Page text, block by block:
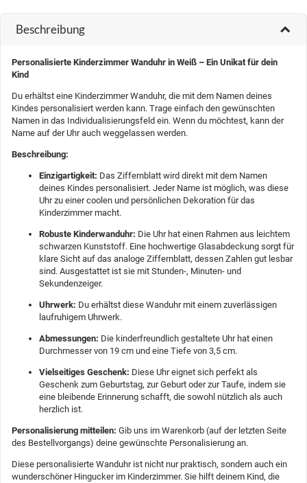
Beschreibung
Personalisierte Kinderzimmer Wanduhr in Weiß – Ein Unikat für dein
Kind
Du erhältst eine Kinderzimmer Wanduhr, die mit dem Namen deines
Kindes personalisiert werden kann. Trage einfach den gewünschten
Namen in das Individualisierungsfeld ein. Wenn du möchtest, kann der
Name auf der Uhr auch weggelassen werden.
Beschreibung:
Einzigartigkeit: Das Ziffernblatt wird direkt mit dem Namen
deines Kindes personalisiert. Jeder Name ist möglich, was diese
Uhr zu einer coolen und persönlichen Dekoration für das
Kinderzimmer macht.
Robuste Kinderwanduhr: Die Uhr hat einen Rahmen aus leichtem
schwarzen Kunststoff. Eine hochwertige Glasabdeckung sorgt für
klare Sicht auf das analoge Ziffernblatt, dessen Zahlen gut lesbar
sind. Ausgestattet ist sie mit Stunden-, Minuten- und
Sekundenzeiger.
Uhrwerk: Du erhältst diese Wanduhr mit einem zuverlässigen
laufruhigem Uhrwerk.
Abmessungen: Die kinderfreundlich gestaltete Uhr hat einen
Durchmesser von 19 cm und eine Tiefe von 3,5 cm.
Vielseitiges Geschenk: Diese Uhr eignet sich perfekt als
Geschenk zum Geburtstag, zur Geburt oder zur Taufe, indem sie
eine bleibende Erinnerung schafft, die sowohl nützlich als auch
herzlich ist.
Personalisierung mitteilen: Gib uns im Warenkorb (auf der letzten Seite
des Bestellvorgangs) deine gewünschte Personalisierung an.
Diese personalisierte Wanduhr ist nicht nur praktisch, sondern auch ein
wunderschöner Hingucker im Kinderzimmer. Sie hilft deinem Kind, die